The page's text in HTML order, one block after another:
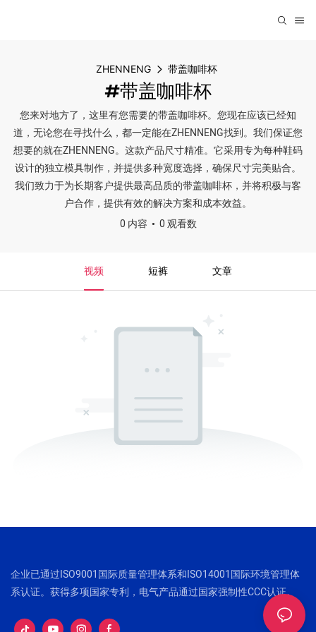
ZHENNENG 带盖咖啡杯
#带盖咖啡杯
您来对地方了，这里有您需要的带盖咖啡杯。您现在应该已经知
道，无论您在寻找什么，都一定能在ZHENNENG找到。我们保证您
想要的就在ZHENNENG。这款产品尺寸精准。它采用专为每种鞋码
设计的独立模具制作，并提供多种宽度选择，确保尺寸完美贴合。
我们致力于为长期客户提供最高品质的带盖咖啡杯，并将积极与客
户合作，提供有效的解决方案和成本效益。
0 内容
0 观看数
视频 短裤 文章
企业已通过ISO9001国际质量管理体系和ISO14001国际环境管理体
系认证。获得多项国家专利，电气产品通过国家强制性CCC认证。